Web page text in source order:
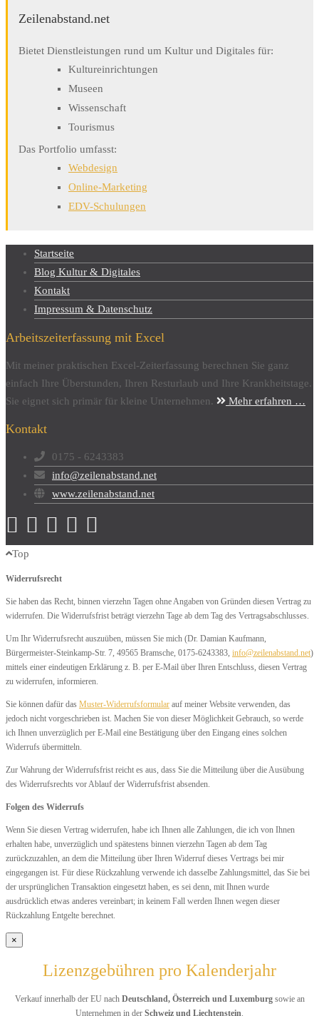
Zeilenabstand.net
Bietet Dienstleistungen rund um Kultur und Digitales für:
Kultureinrichtungen
Museen
Wissenschaft
Tourismus
Das Portfolio umfasst:
Webdesign
Online-Marketing
EDV-Schulungen
Startseite
Blog Kultur & Digitales
Kontakt
Impressum & Datenschutz
Arbeitszeiterfassung mit Excel
Mit meiner praktischen Excel-Zeiterfassung berechnen Sie ganz
einfach Ihre Überstunden, Ihren Resturlaub und Ihre Krankheitstage.
Sie eignet sich primär für kleine Unternehmen.
Mehr erfahren …
Kontakt
0175 - 6243383
info@zeilenabstand.net
www.zeilenabstand.net
Top
Widerrufsrecht
Sie haben das Recht, binnen vierzehn Tagen ohne Angaben von Gründen diesen Vertrag zu
widerrufen. Die Widerrufsfrist beträgt vierzehn Tage ab dem Tag des Vertragsabschlusses.
Um Ihr Widerrufsrecht auszuüben, müssen Sie mich (Dr. Damian Kaufmann,
Bürgermeister-Steinkamp-Str. 7, 49565 Bramsche, 0175-6243383, info@zeilenabstand.net)
mittels einer eindeutigen Erklärung z. B. per E-Mail über Ihren Entschluss, diesen Vertrag
zu widerrufen, informieren.
Sie können dafür das Muster-Widerrufsformular auf meiner Website verwenden, das
jedoch nicht vorgeschrieben ist. Machen Sie von dieser Möglichkeit Gebrauch, so werde
ich Ihnen unverzüglich per E-Mail eine Bestätigung über den Eingang eines solchen
Widerrufs übermitteln.
Zur Wahrung der Widerrufsfrist reicht es aus, dass Sie die Mitteilung über die Ausübung
des Widerrufsrechts vor Ablauf der Widerrufsfrist absenden.
Folgen des Widerrufs
Wenn Sie diesen Vertrag widerrufen, habe ich Ihnen alle Zahlungen, die ich von Ihnen
erhalten habe, unverzüglich und spätestens binnen vierzehn Tagen ab dem Tag
zurückzuzahlen, an dem die Mitteilung über Ihren Widerruf dieses Vertrags bei mir
eingegangen ist. Für diese Rückzahlung verwende ich dasselbe Zahlungsmittel, das Sie bei
der ursprünglichen Transaktion eingesetzt haben, es sei denn, mit Ihnen wurde
ausdrücklich etwas anderes vereinbart; in keinem Fall werden Ihnen wegen dieser
Rückzahlung Entgelte berechnet.
×
Lizenzgebühren pro Kalenderjahr
Verkauf innerhalb der EU nach Deutschland, Österreich und Luxemburgsowie an
Unternehmen in der Schweiz und Liechtenstein.